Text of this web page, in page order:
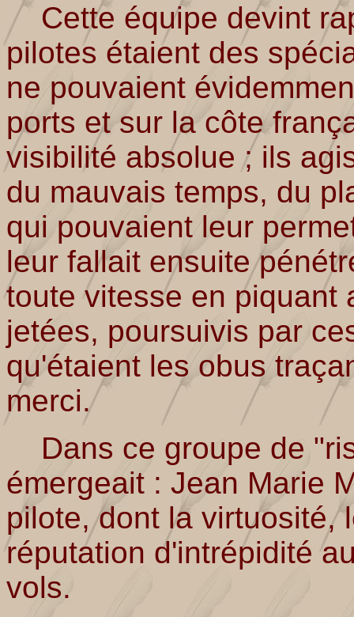
Cette équipe devint
pilotes étaient des
ne pouvaient
ports et sur la côte
visibilité absolue ; ils
du mauvais temps, du
qui pouvaient leur
leur fallait ensuite
toute vitesse en piquant
jetées, poursuivis par
qu'étaient les obus
merci.
Dans ce groupe de
émergeait : Jean Marie
pilote, dont la virtuosité,
réputation d'intrépidité
vols.